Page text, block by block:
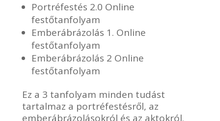
Portréfestés 2.0 Online
festőtanfolyam
Emberábrázolás 1. Online
festőtanfolyam
Emberábrázolás 2 Online
festőtanfolyam
Ez a 3 tanfolyam minden tudást
tartalmaz a portréfestésről, az
emberábrázolásokról és az aktokról.